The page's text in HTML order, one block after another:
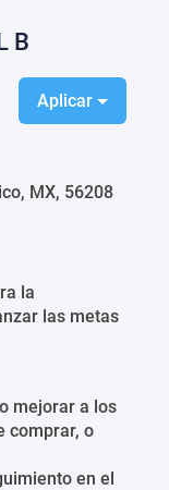
B
Aplicar
MX, 56208
la
las metas
mejorar a los
comprar, o
en el